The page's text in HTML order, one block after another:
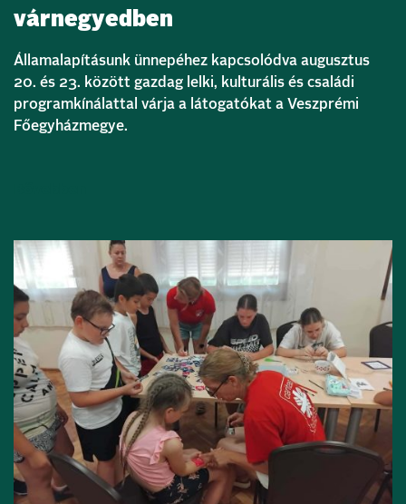
várnegyedben
Államalapításunk ünnepéhez kapcsolódva augusztus
20. és 23. között gazdag lelki, kulturális és családi
programkínálattal várja a látogatókat a Veszprémi
Főegyházmegye.